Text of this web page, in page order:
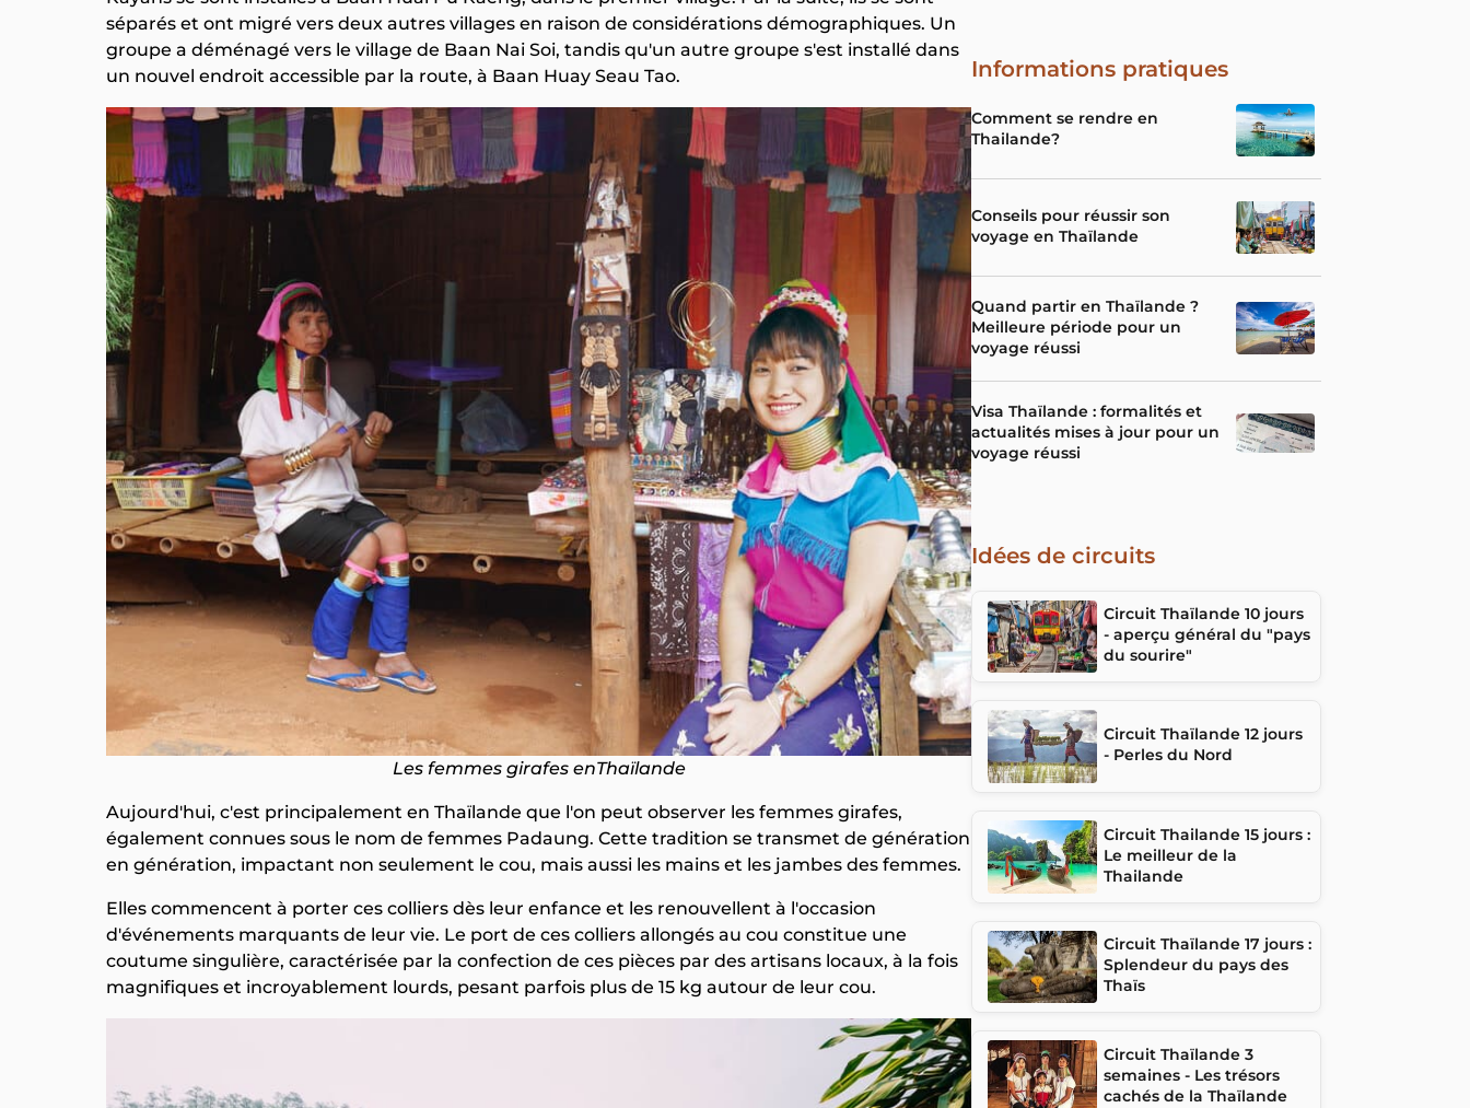
séparés et ont migré vers deux autres villages en raison de considérations démographiques. Un
groupe a déménagé vers le village de Baan Nai Soi, tandis qu'un autre groupe s'est installé dans
un nouvel endroit accessible par la route, à Baan Huay Seau Tao.
Les femmes girafes enThaïlande
Aujourd'hui, c'est principalement en Thaïlande que l'on peut observer les femmes girafes,
également connues sous le nom de femmes Padaung. Cette tradition se transmet de génération
en génération, impactant non seulement le cou, mais aussi les mains et les jambes des femmes.
Elles commencent à porter ces colliers dès leur enfance et les renouvellent à l'occasion
d'événements marquants de leur vie. Le port de ces colliers allongés au cou constitue une
coutume singulière, caractérisée par la confection de ces pièces par des artisans locaux, à la fois
magnifiques et incroyablement lourds, pesant parfois plus de 15 kg autour de leur cou.
Informations pratiques
Comment se rendre en
Thailande?
Conseils pour réussir son
voyage en Thaïlande
Quand partir en Thaïlande ?
Meilleure période pour un
voyage réussi
Visa Thaïlande : formalités et
actualités mises à jour pour un
voyage réussi
Idées de circuits
Circuit Thaïlande 10 jours
- aperçu général du "pays
du sourire"
Circuit Thaïlande 12 jours
- Perles du Nord
Circuit Thailande 15 jours :
Le meilleur de la
Thailande
Circuit Thaïlande 17 jours :
Splendeur du pays des
Thaïs
Circuit Thaïlande 3
semaines - Les trésors
cachés de la Thaïlande